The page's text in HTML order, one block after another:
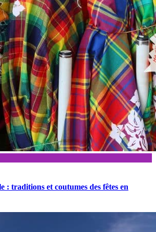
: traditions et coutumes des fêtes en